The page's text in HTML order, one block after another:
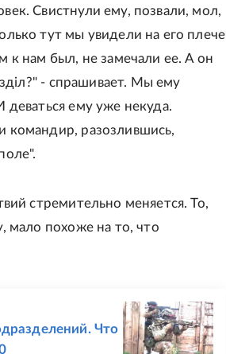
Свистнули ему, позвали, мол,
тут мы увидели на его плече
к нам был, не замечали ее. А он
- спрашивает. Мы ему
ему уже некуда.
командир, разозлившись,
стремительно меняется. То,
мало похоже на то, что
Что